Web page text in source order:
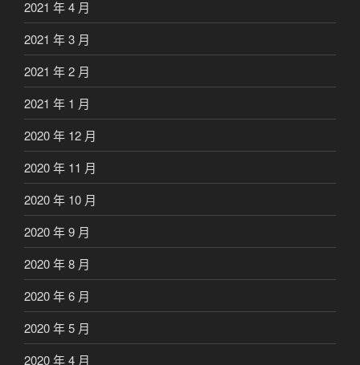
2021 年 4 月
2021 年 3 月
2021 年 2 月
2021 年 1 月
2020 年 12 月
2020 年 11 月
2020 年 10 月
2020 年 9 月
2020 年 8 月
2020 年 6 月
2020 年 5 月
2020 年 4 月